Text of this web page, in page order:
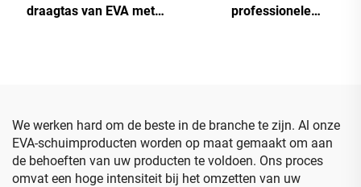
draagtas van EVA met
professionele
speciaal doeleinden
tassen en koffers
We werken hard om de beste in de branche te zijn. Al onze
EVA-schuimproducten worden op maat gemaakt om aan
de behoeften van uw producten te voldoen. Ons proces
omvat een hoge intensiteit bij het omzetten van uw